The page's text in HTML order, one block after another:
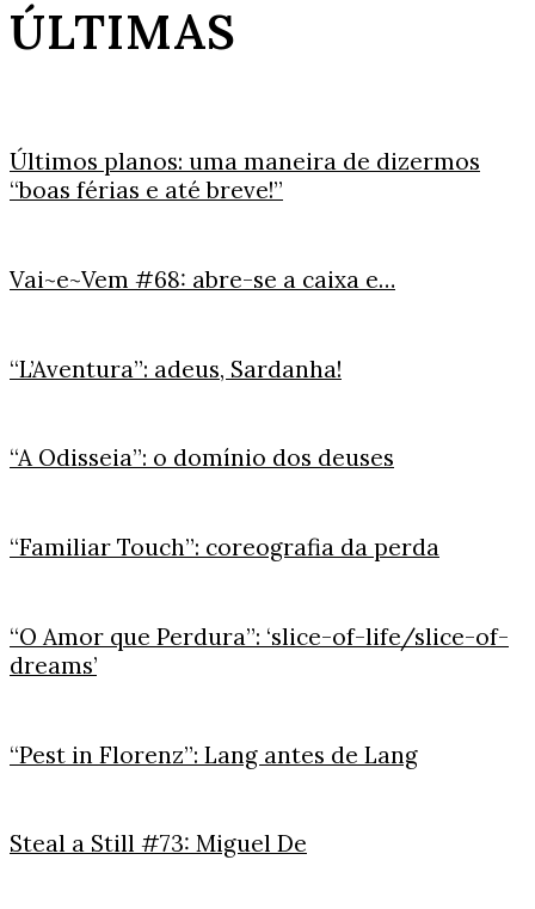
ÚLTIMAS
Últimos planos: uma maneira de dizermos
“boas férias e até breve!”
Vai~e~Vem #68: abre-se a caixa e…
“L’Aventura”: adeus, Sardanha!
“A Odisseia”: o domínio dos deuses
“Familiar Touch”: coreografia da perda
“O Amor que Perdura”: ‘slice-of-life/slice-of-
dreams’
“Pest in Florenz”: Lang antes de Lang
Steal a Still #73: Miguel De